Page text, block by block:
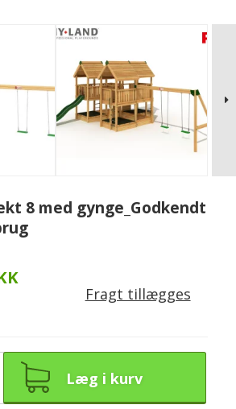
8 med gynge_Godkendt
Fragt tillægges
Læg i kurv